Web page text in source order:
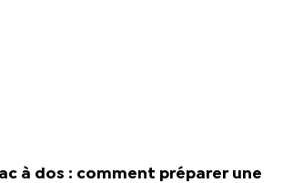
à dos : comment préparer une